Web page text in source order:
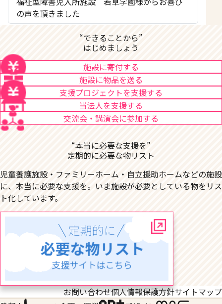
の声を頂きました
“できることから”
はじめましょう
施設に寄付する
施設に物品を送る
支援プロジェクトを支援する
当法人を支援する
交流会・講演会に参加する
“本当に必要な支援を”
定期的に必要な物リスト
児童養護施設・ファミリーホーム・自立援助ホームなどの施設
に、本当に必要な支援を。いま施設が必要としている物をリス
ト化しています。
お問い合わせ個人情報保護方針サイトマップ